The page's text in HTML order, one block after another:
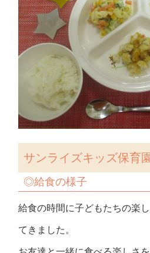
サンライズキッズ保育園
◎給食の様子
給食の時間に子どもたちの楽
てきました。